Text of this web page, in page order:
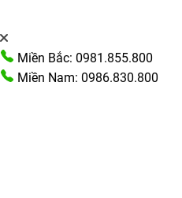
Miền Bắc: 0981.855.800
Miền Nam: 0986.830.800